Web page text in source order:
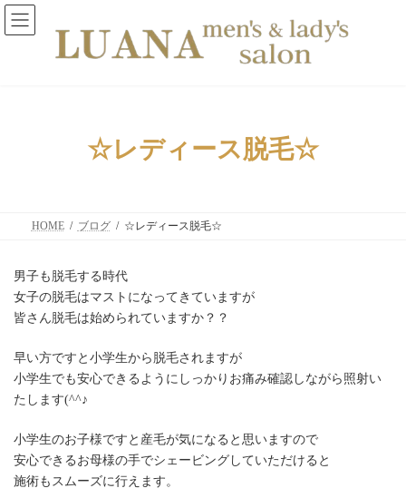
コ
ン
テ
ナ
ビ
ゲ
☆レディース脱毛☆
HOME ブログ ☆レディース脱毛☆
男子も脱毛する時代
女子の脱毛はマストになってきていますが
皆さん脱毛は始められていますか？？
早い方ですと小学生から脱毛されますが
小学生でも安心できるようにしっかりお痛み確認しながら照射い
たします(^^♪
小学生のお子様ですと産毛が気になると思いますので
安心できるお母様の手でシェービングしていただけると
施術もスムーズに行えます。